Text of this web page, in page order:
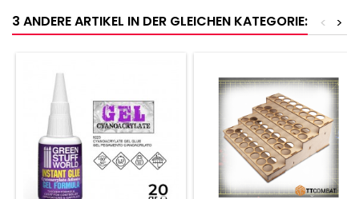
3 ANDERE ARTIKEL IN DER GLEICHEN KATEGORIE: >
<